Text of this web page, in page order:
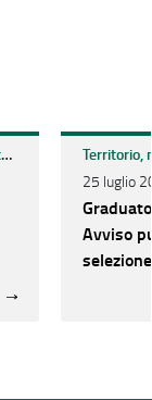
Territorio, mobilità e infrastrutture
25 luglio
Avviso